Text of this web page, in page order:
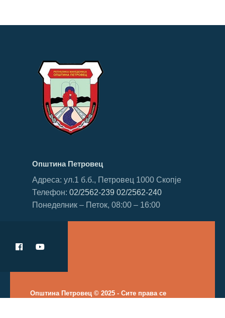
Општина Петровец
Адреса: ул.1 б.б., Петровец 1000 Скопје
Телефон: 02/2562-239 02/2562-240
Понеделник – Петок, 08:00 – 16:00
Општина Петровец © 2025 - Сите права се